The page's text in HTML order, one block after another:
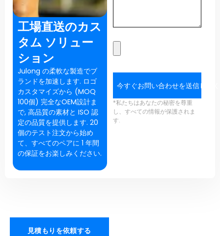
今すぐお問い合わせを送信して
*私たちはあなたの秘密を尊重
し、すべての情報が保護されま
す.
工場直送のカス
タム ソリュー
ション
Julong の柔軟な製造でブ
ランドを加速します. ロゴ
カスタマイズから (MOQ
100個) 完全なOEM設計ま
で, 高品質の素材と ISO 認
定の品質を提供します. 20
個のテスト注文から始め
て、すべてのペアに 1 年間
の保証をお楽しみください.
見積もりを依頼する